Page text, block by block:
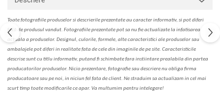
Toate fotografiile produselorsi descrierileprezentate au caracter informativ, si pot diferi
fa
ă de produsul vandut. Fotografiile prezentate pot sa nu fie actualizate la infatisarea
actuala a produselor. Designul, culorile, formele, alte caracteristici ale produselor sau
ambalajele pot diferi in realitate fata de cele din imaginile de pe site. Caracteristicile
descrise sunt cu titlu informativ, putand fi schimbate fara instiintare prealabila din partea
producatorilor produselor. Nicio prezentare, fotografie sau descriere nu obliga firma
producatoare sau pe noi, in niciun fel fata de client. Ne straduim sa actualizam in cel mai
scurt timp toate modificarile ce apar. Va multumim pentru intelegere!